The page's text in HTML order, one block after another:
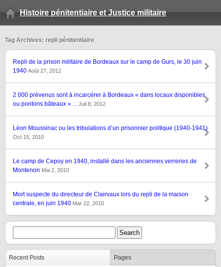
Histoire pénitentiaire et Justice militaire
Tag Archives: repli pénitentiaire
Repli de la prison militaire de Bordeaux sur le camp de Gurs, le 30 juin
1940 Août 27, 2012
2 000 prévenus sont à incarcérer à Bordeaux « dans locaux disponibles
ou pontons bâteaux »… Juil 8, 2012
Léon Moussinac ou les tribulations d’un prisonnier politique (1940-1941)
Oct 15, 2010
Le camp de Cepoy en 1940, installé dans les anciennes verreries de
Montenon Mai 2, 2010
Mort suspecte du directeur de Clairvaux lors du repli de la maison
centrale, en juin 1940 Mar 22, 2010
Recent Posts Pages